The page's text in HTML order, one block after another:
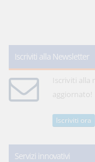
Iscriviti alla Newsletter
Iscriviti alla
aggiornato!
Iscriviti ora
Servizi innovativi